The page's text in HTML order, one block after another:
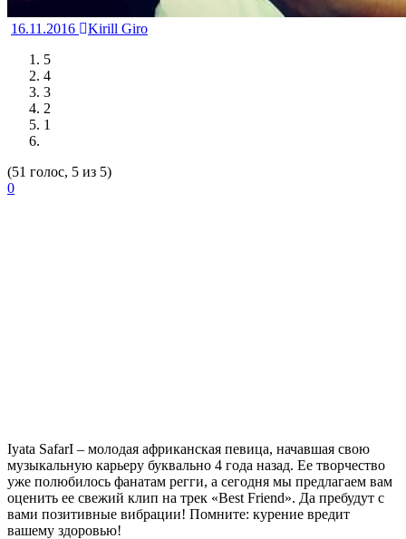
16.11.2016
Kirill Giro
5
4
3
2
1
(51 голос, 5 из 5)
0
Iyata SafarI – молодая африканская певица, начавшая свою
музыкальную карьеру буквально 4 года назад. Ее творчество
уже полюбилось фанатам регги, а сегодня мы предлагаем вам
оценить ее свежий клип на трек «Best Friend». Да пребудут с
вами позитивные вибрации! Помните: курение вредит
вашему здоровью!